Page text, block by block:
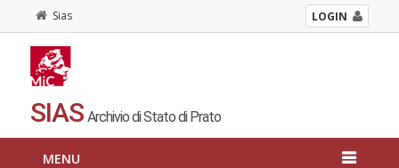
Sias LOGIN
SIAS Archivio di Stato di Prato
MENU